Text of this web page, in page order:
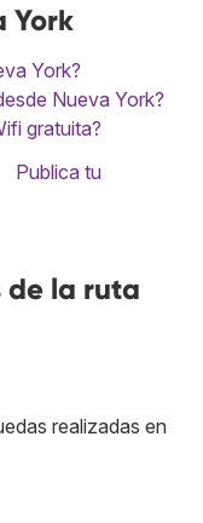
York
York?
Nueva York?
gratuita?
Publica tu
de la ruta
realizadas en